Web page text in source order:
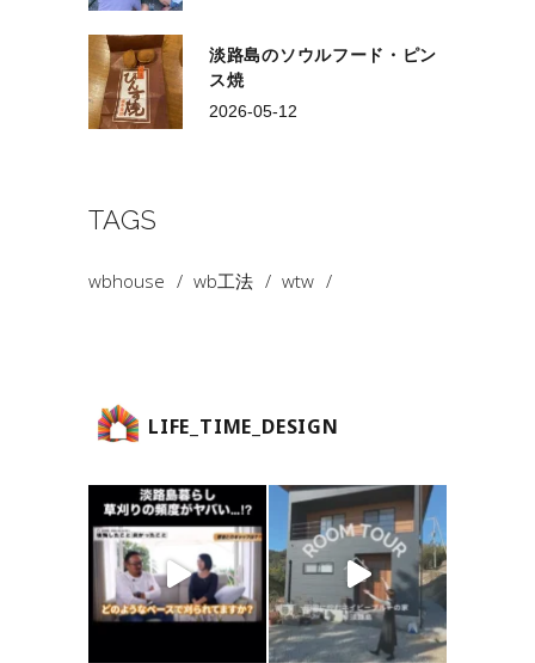
淡路島のソウルフード・ピン
ス焼
2026-05-12
TAGS
wbhouse wb工法 wtw
LIFE_TIME_DESIGN